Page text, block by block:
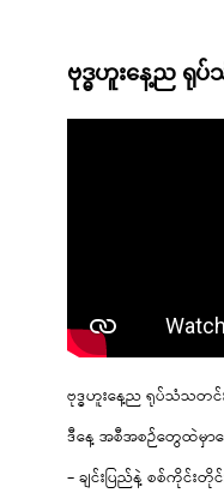
ဗုဒ္ဓဟူးနေ့ည ရု
ဗုဒ္ဓဟူးနေ့ည ရုပ်သံသတင်
ဒီနေ့ အစီအစဉ်တွေထဲမှာ
– ချင်းပြည်နဲ့ စစ်ကိုင်း